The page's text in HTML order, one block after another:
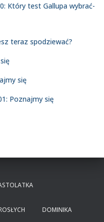
Który test Gallupa wybrać-
teraz spodziewać?
się
Poznajmy się
DOMINIKA